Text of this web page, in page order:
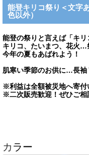
能登キリコ祭り＜文字
色以外）
能登の祭りと言えば「キリ
キリコ、たいまつ、花火…
今年の夏もあばれよう！
肌寒い季節のお供に…長袖
※利益は全額被災地へ寄付
※二次販売歓迎！ぜひご相
カラー